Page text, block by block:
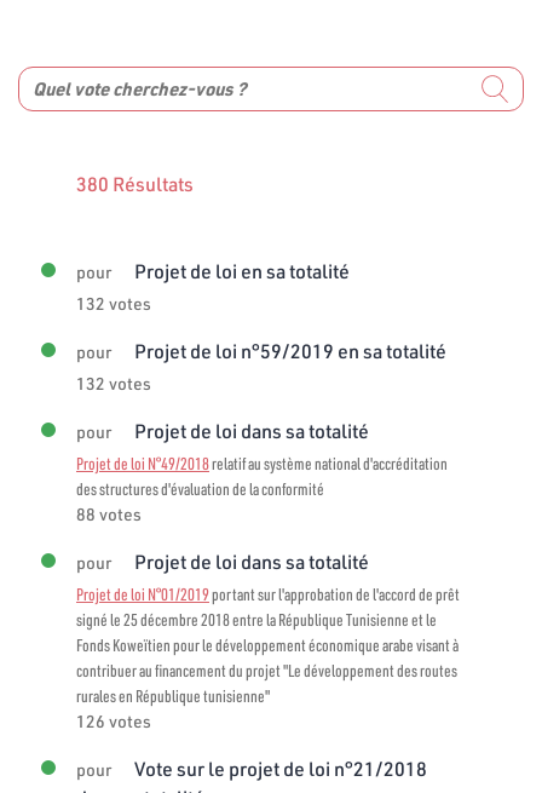
380 Résultats
pour Projet de loi en sa totalité
132 votes
pour Projet de loi n°59/2019 en sa totalité
132 votes
pour Projet de loi dans sa totalité
Projet de loi N°49/2018relatif au système national d'accréditation
des structures d'évaluation de la conformité
88 votes
pour Projet de loi dans sa totalité
Projet de loi N°01/2019portant sur l'approbation de l'accord de prêt
signé le 25 décembre 2018 entre la République Tunisienne et le
Fonds Koweïtien pour le développement économique arabe visant à
contribuer au financement du projet "Le développement des routes
rurales en République tunisienne"
126 votes
pour
Vote sur le projet de loi n°21/2018